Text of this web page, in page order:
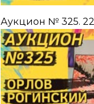
Аукцион № 325.